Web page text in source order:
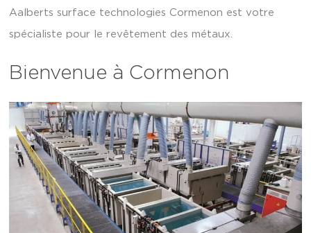
Aalberts surface technologies Cormenon est votre
spécialiste pour le revêtement des métaux.
Bienvenue à Cormenon